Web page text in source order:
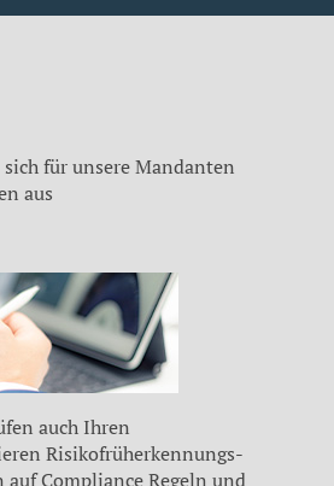
für unsere Mandanten
aus
auch Ihren
Risikofrüherkennungs-
Compliance Regeln und